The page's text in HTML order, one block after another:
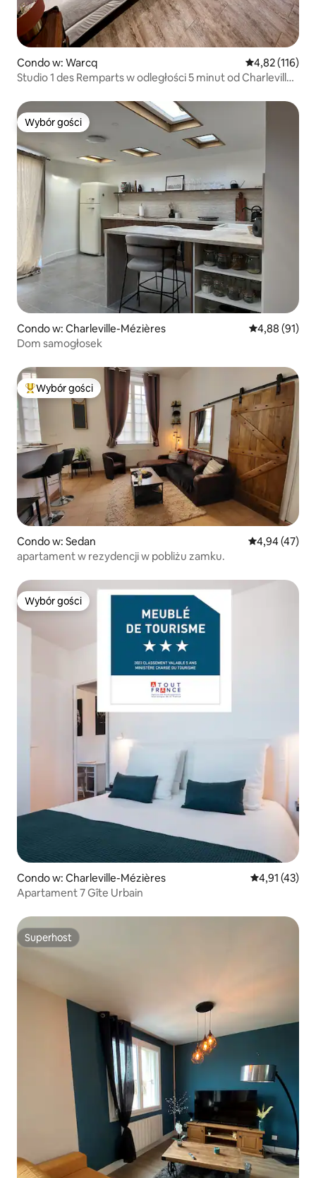
Condo w: Warcq Średnia
4,82 (116)
Studio 1 des Remparts w odległości 5 minut od Charleville-
Wybór gości
Wybór gości
Condo w: Charleville-Mézières Średnia
4,88 (91)
Dom samogłosek
Najpopularniejsze z kategorii Wybór gości
Wybór gości
Condo w: Sedan Średnia
4,94 (47)
apartament w rezydencji w pobliżu zamku.
Wybór gości
Wybór gości
Condo w: Charleville-Mézières Średnia
4,91 (43)
Apartament 7 Gîte Urbain
Superhost
Superhost